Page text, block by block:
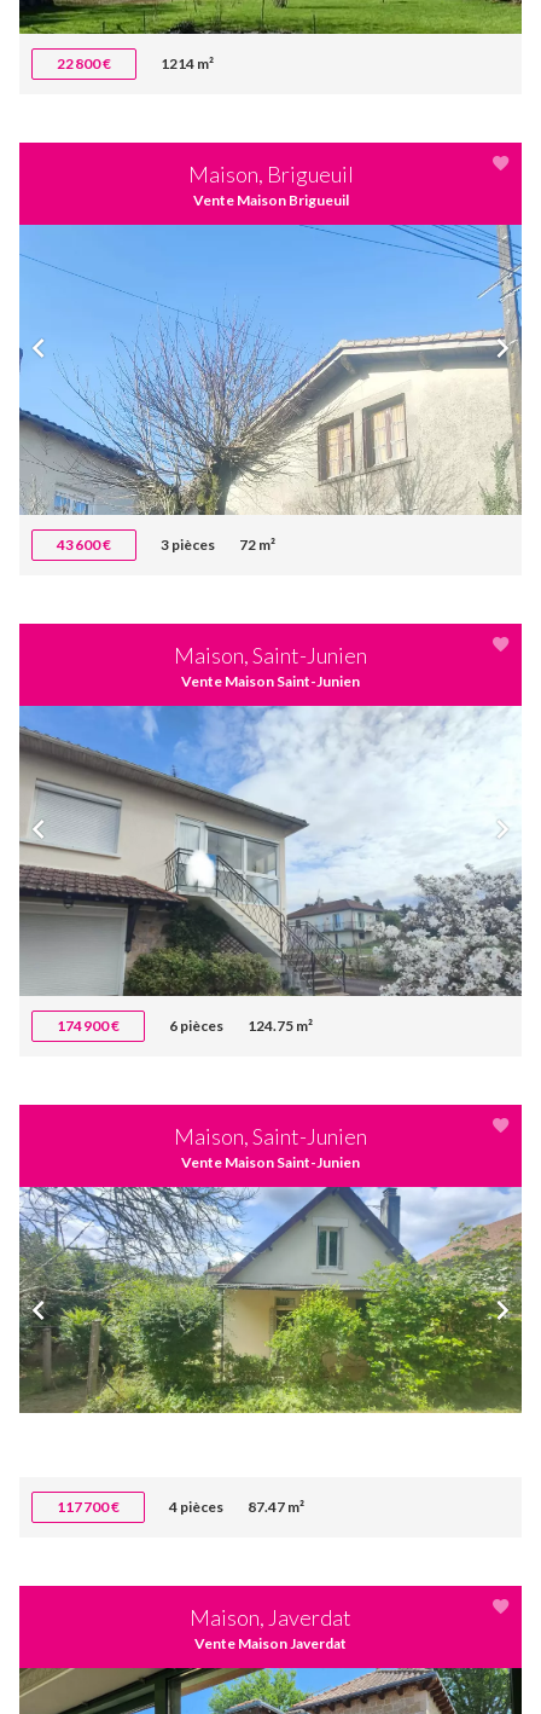
22 800 € 1214 m²
Maison, Brigueuil
Vente Maison Brigueuil
43 600 € 3 pièces 72 m²
Maison, Saint-Junien
Vente Maison Saint-Junien
174 900 € 6 pièces 124.75 m²
Maison, Saint-Junien
Vente Maison Saint-Junien
117 700 € 4 pièces 87.47 m²
Maison, Javerdat
Vente Maison Javerdat